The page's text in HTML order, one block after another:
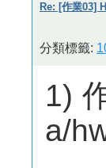
Re: [作業03]
分類標籤:
1)
a/